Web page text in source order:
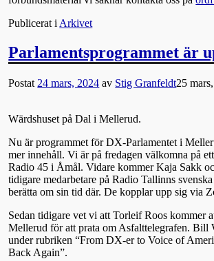
Publicerat i Arkivet
Parlamentsprogrammet är
Postat24 mars, 2024 av Stig Granfeldt25
Wärdshuset på Dal i Mellerud.
Nu är programmet för DX-Parlamentet i
mer innehåll. Vi är på fredagen välkomna på
Radio 45 i Åmål. Vidare kommer Kaja Sakk
tidigare medarbetare på Radio Tallinns
berätta om sin tid där. De kopplar upp sig via
Sedan tidigare vet vi att Torleif Roos kommer
Mellerud för att prata om Asfalttelegrafen. Bill
under rubriken “From DX-er to Voice of
Back Again”.